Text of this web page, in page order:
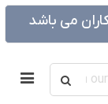
می باشد